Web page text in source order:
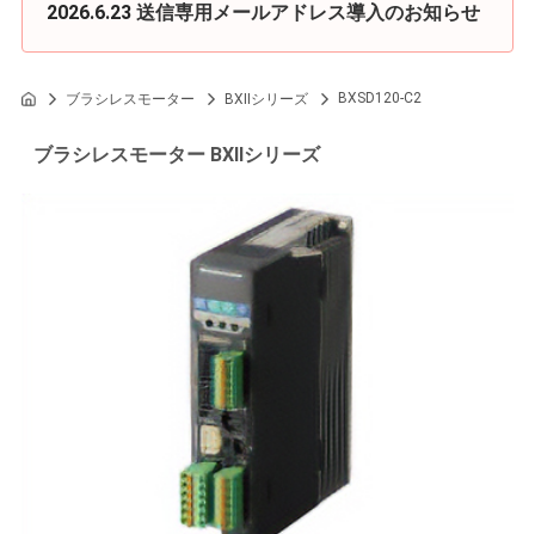
2026.6.23 送信専用メールアドレス導入のお知らせ
ブラシレスモーター BXIIシリーズ BXSD120-C2
ブラシレスモーター BXIIシリーズ